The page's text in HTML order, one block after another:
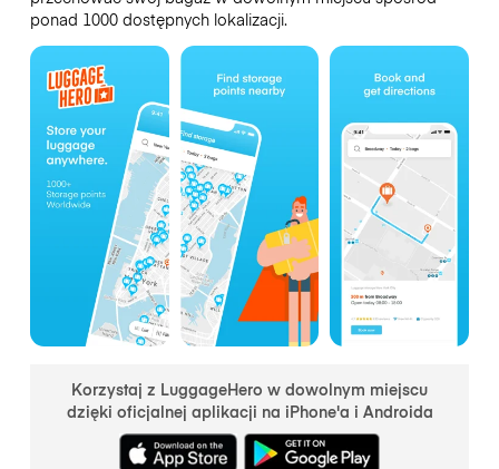
ponad 1000 dostępnych lokalizacji.
Korzystaj z LuggageHero w dowolnym miejscu
dzięki oficjalnej aplikacji na iPhone'a i Androida